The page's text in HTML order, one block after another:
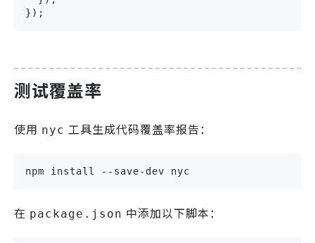
});
测试覆盖率
使用 nyc 工具生成代码覆盖率报告：
npm install --save-dev nyc
在 package.json 中添加以下脚本：